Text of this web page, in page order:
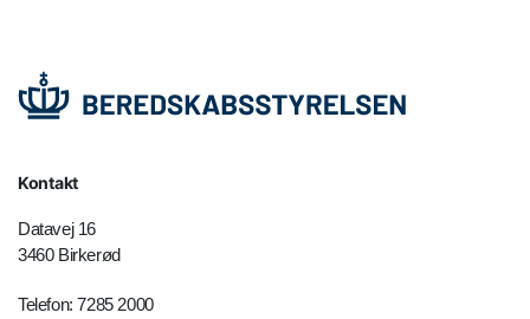
Kontakt
Datavej 16
3460 Birkerød
Telefon: 7285 2000